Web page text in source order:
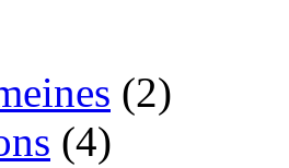
(2)
(4)